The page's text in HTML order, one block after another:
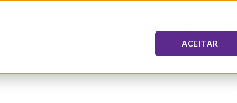
ACEITAR